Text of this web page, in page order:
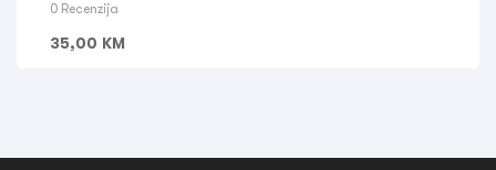
0 Recenzija
35,00 KM